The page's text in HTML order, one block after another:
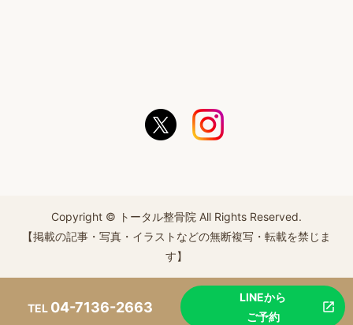
Copyright © トータル整骨院 All Rights Reserved.
【掲載の記事・写真・イラストなどの無断複写・転載を禁じま
す】
TEL 04-7136-2663
LINEから
ご予約